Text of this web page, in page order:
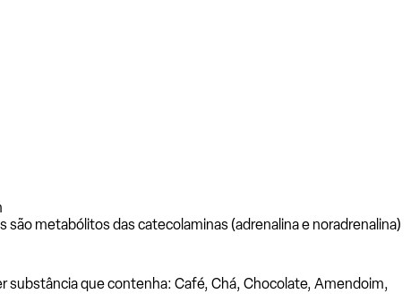
metabólitos das catecolaminas (adrenalina e noradrenalina)
substância que contenha: Café, Chá, Chocolate, Amendoim,